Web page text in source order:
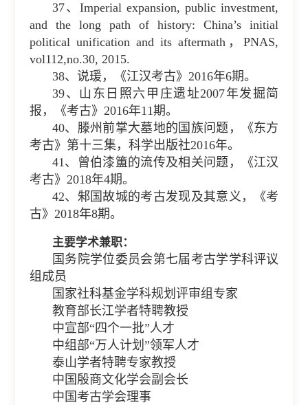
37、Imperial expansion, public investment,
and the long path of history: China’s initial
political unification and its aftermath，PNAS,
vol112,no.30, 2015.
38、说瑗，《江汉考古》2016年6期。
39、山东日照六甲庄遗址2007年发掘简
报，《考古》2016年11期。
40、滕州前掌大墓地的国族问题，《东方
考古》第十三集，科学出版社2016年。
41、曾伯漆簠的流传及相关问题，《江汉
考古》2018年4期。
42、邾国故城的考古发现及其意义，《考
古》2018年8期。
主要学术兼职：
国务院学位委员会第七届考古学学科评议
组成员
国家社科基金学科规划评审组专家
教育部长江学者特聘教授
中宣部“四个一批”人才
中组部“万人计划”领军人才
泰山学者特聘专家教授
中国殷商文化学会副会长
中国考古学会理事